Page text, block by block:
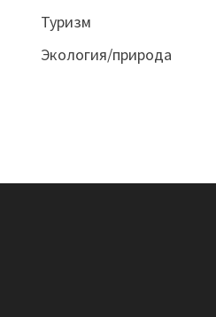
Туризм
Экология/природа